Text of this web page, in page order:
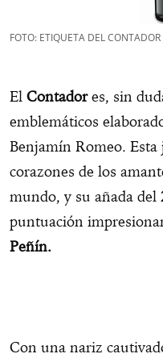
FOTO: ETIQUETA DEL
El Contadores, sin
emblemáticos
Benjamín Romeo.
corazones de los
mundo, y su añada del
puntuación
Peñín.
Con una nariz